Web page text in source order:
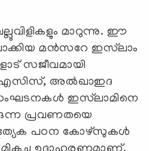
മാറുന്നു. ഈ
മൻസറേ ഇസ്‌ലാം
സജീവമായി
ഐസിസ്, അൽഖാഇദ
സംഘടനകൾ ഇസ്‌ലാമിനെ
പ്രവണതയെ
പഠന കോഴ്സുകൾ